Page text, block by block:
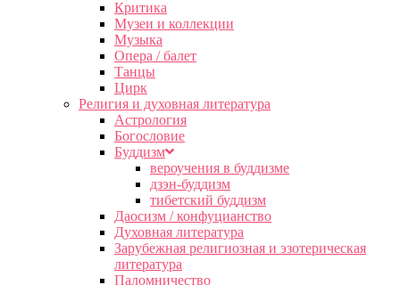
Критика
Музеи и коллекции
Музыка
Опера / балет
Танцы
Цирк
Религия и духовная литература
Астрология
Богословие
Буддизм
вероучения в буддизме
дзэн-буддизм
тибетский буддизм
Даосизм / конфуцианство
Духовная литература
Зарубежная религиозная и эзотерическая
литература
Паломничество